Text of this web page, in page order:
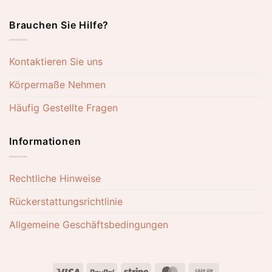
Brauchen Sie Hilfe?
Kontaktieren Sie uns
Körpermaße Nehmen
Häufig Gestellte Fragen
Informationen
Rechtliche Hinweise
Rückerstattungsrichtlinie
Allgemeine Geschäftsbedingungen